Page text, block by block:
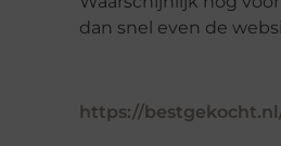
dan snel even de
https://